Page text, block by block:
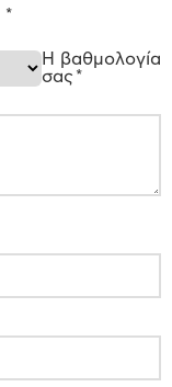
*
Η βαθμολογία
σας *